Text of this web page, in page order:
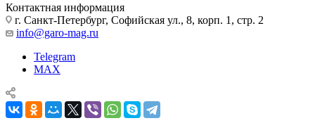
Контактная информация
г. Санкт-Петербург, Софийская ул., 8, корп. 1, стр. 2
info@garo-mag.ru
Telegram
MAX